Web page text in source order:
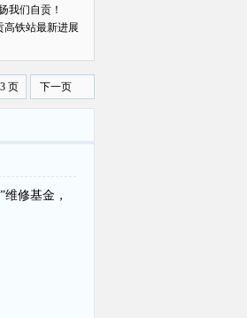
我们自贡！
高铁站最新进展
页 下一页
修基金，